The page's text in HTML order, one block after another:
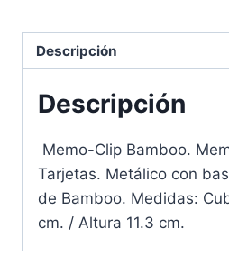
Descripción
Descripción
Memo-Clip Bamboo.
Tarjetas. Metálico con
de Bamboo. Medidas:
cm. / Altura 11.3 cm.